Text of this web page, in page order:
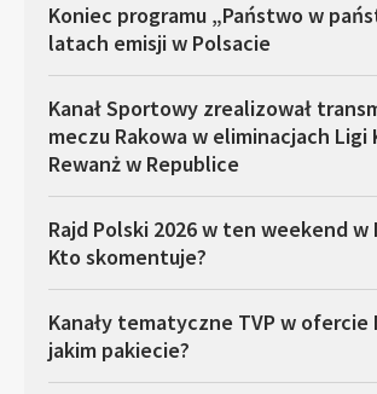
Koniec programu „Państwo w
latach emisji w Polsacie
Kanał Sportowy zrealizował
meczu Rakowa w eliminacjach Ligi
Rewanż w Republice
Rajd Polski 2026 w ten weekend w
Kto skomentuje?
Kanały tematyczne TVP w ofercie
jakim pakiecie?